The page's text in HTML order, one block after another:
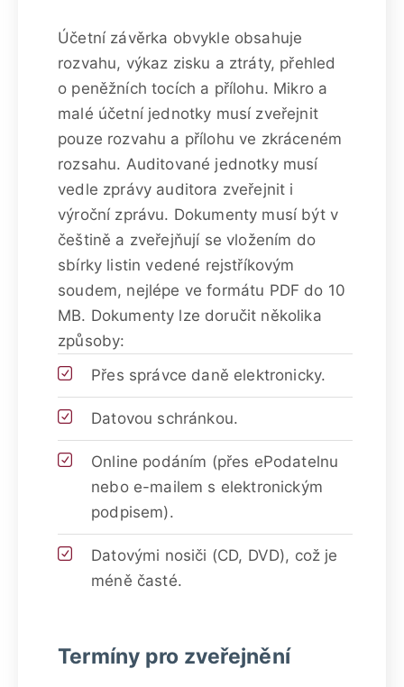
Účetní závěrka obvykle obsahuje
rozvahu, výkaz zisku a ztráty, přehled
o peněžních tocích a přílohu. Mikro a
malé účetní jednotky musí zveřejnit
pouze rozvahu a přílohu ve zkráceném
rozsahu. Auditované jednotky musí
vedle zprávy auditora zveřejnit i
výroční zprávu. Dokumenty musí být v
češtině a zveřejňují se vložením do
sbírky listin vedené rejstříkovým
soudem, nejlépe ve formátu PDF do 10
MB. Dokumenty lze doručit několika
způsoby:
Přes správce daně elektronicky.
Datovou schránkou.
Online podáním (přes ePodatelnu
nebo e-mailem s elektronickým
podpisem).
Datovými nosiči (CD, DVD), což je
méně časté.
Termíny pro zveřejnění